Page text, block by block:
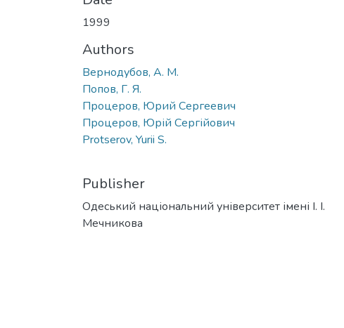
1999
Authors
Вернодубов, А. М.
Попов, Г. Я.
Процеров, Юрий Сергеевич
Процеров, Юрій Сергійович
Protserov, Yurii S.
Publisher
Одеський національний університет імені І. І.
Мечникова